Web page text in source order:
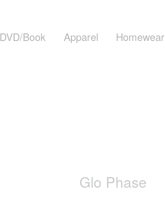
DVD/Book Apparel Homewear
Glo Phase